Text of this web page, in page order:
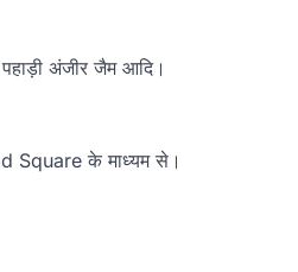
अंजीर जैम आदि।
Square के माध्यम से।